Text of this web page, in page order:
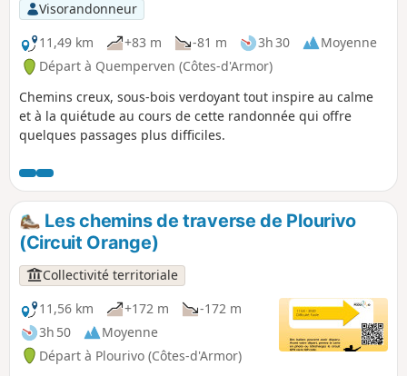
Visorandonneur
11,49 km
+83 m -81 m 3h 30
Moyenne
Départ à Quemperven (Côtes-d'Armor)
Chemins creux, sous-bois verdoyant tout inspire au calme
et à la quiétude au cours de cette randonnée qui offre
quelques passages plus difficiles.
Les chemins de traverse de Plourivo
(Circuit Orange)
Collectivité territoriale
11,56 km
+172 m
-172 m
3h 50
Moyenne
Départ à Plourivo (Côtes-d'Armor)